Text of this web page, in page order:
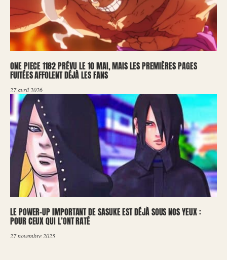
ONE PIECE 1182 PRÉVU LE 10 MAI, MAIS LES PREMIÈRES PAGES
FUITÉES AFFOLENT DÉJÀ LES FANS
27 avril 2026
LE POWER-UP IMPORTANT DE SASUKE EST DÉJÀ SOUS NOS YEUX :
POUR CEUX QUI L’ONT RATÉ
27 novembre 2025